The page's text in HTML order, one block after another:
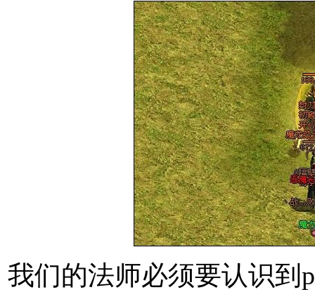
我们的法师必须要认识到